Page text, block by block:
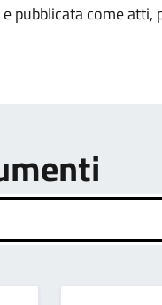
pubblicata come atti,